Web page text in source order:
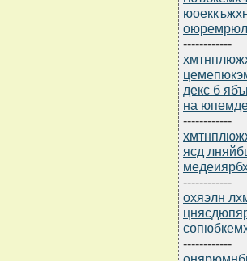
------------
декс б
на
------------
ясд
------------
охяэлн
------------